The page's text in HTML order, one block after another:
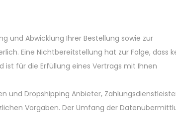
und Abwicklung Ihrer Bestellung sowie zur
Eine Nichtbereitstellung hat zur Folge, dass
ist für die Erfüllung eines Vertrags mit Ihnen
und Dropshipping Anbieter,
Vorgaben. Der Umfang der